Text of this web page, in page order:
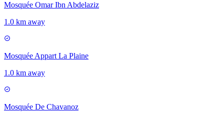
Mosquée Omar Ibn Abdelaziz
1.0 km away
Mosquée Appart La Plaine
1.0 km away
Mosquée De Chavanoz